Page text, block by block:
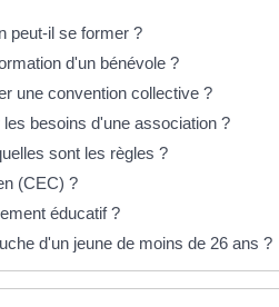
peut-il se former ?
d'un bénévole ?
une convention collective ?
besoins d'une association ?
sont les règles ?
(CEC) ?
éducatif ?
d'un jeune de moins de 26 ans ?